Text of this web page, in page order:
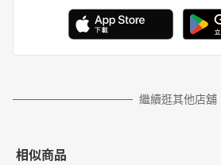
繼續逛其他店舖
相似商品